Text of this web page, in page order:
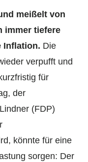
meißelt von
immer tiefere
Inflation. Die
verpufft und
für
der
(FDP)
könnte für eine
sorgen: Der